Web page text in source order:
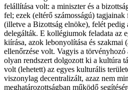
felállítása volt: a miniszter és a
fel; ezek (eltérő számosságú)
(illetve a Bizottság elnöke), felét pedig
delegálták. E kollégiumok feladata az
kiírása, azok lebonyolítása és szakmai
ellenőrzése volt. Vagyis a
olyan rendszert dolgozott ki a kultúra
volt (lehetett) az egyes kulturális
viszonylag decentralizált, azaz nem
meghatározottságban működő